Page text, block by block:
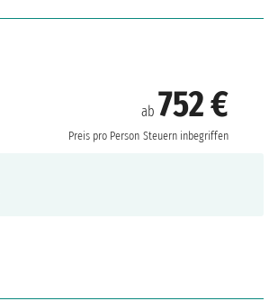
ab 752 €
Preis pro Person Steuern inbegriffen